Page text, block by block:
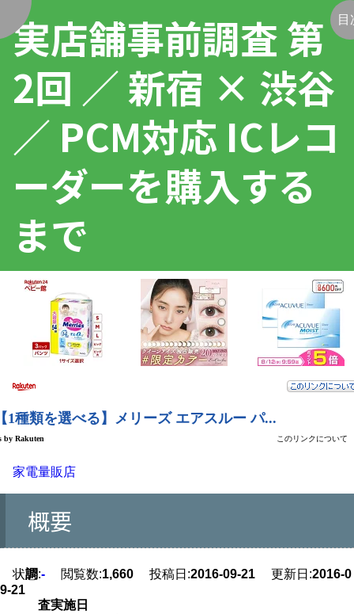
実店舗事前調査 第
2回 ／ 新宿 × 渋谷
／ PCM対応 ICレコ
ーダーを購入する
まで
家電量販店
目
概要
状態:- 閲覧数:1,660 投稿日:2016-09-21 更新日:2016-0
9-21
調
査実施日